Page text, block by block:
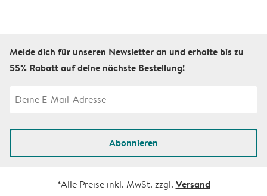
Melde dich für unseren Newsletter an und erhalte bis zu
55% Rabatt auf deine nächste Bestellung!
Abonnieren
*Alle Preise inkl. MwSt. zzgl. Versand